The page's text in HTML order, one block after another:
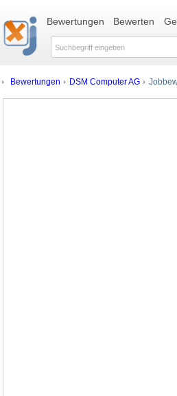
Bewertungen Bewerten
Bewertungen DSM Computer AG